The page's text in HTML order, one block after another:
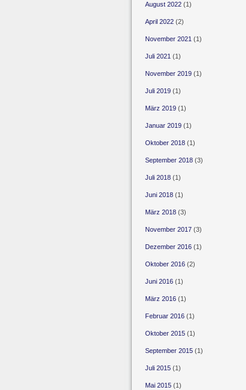
August 2022(1)
April 2022(2)
November 2021 (1)
Juli 2021 (1)
November 2019(1)
Juli 2019(1)
März 2019(1)
Januar 2019(1)
Oktober 2018(1)
September 2018(3)
Juli 2018(1)
Juni 2018(1)
März 2018(3)
November 2017(3)
Dezember 2016(1)
Oktober 2016(2)
Juni 2016(1)
März 2016(1)
Februar 2016(1)
Oktober 2015(1)
September 2015(1)
Juli 2015(1)
Mai 2015(1)